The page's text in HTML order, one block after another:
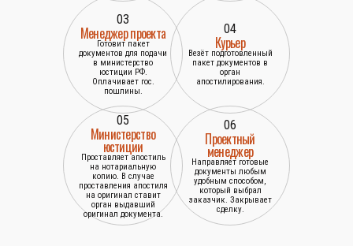
03
Менеджер проекта
Готовит пакет
документов для подачи
в министерство
юстиции РФ.
Оплачивает гос.
пошлины.
04
Курьер
Везёт подготовленный
пакет документов в
орган
апостилирования.
05
Министерство
юстиции
Проставляет апостиль
на нотариальную
копию. В случае
проставления апостиля
на оригинал ставит
орган выдавший
оригинал документа.
06
Проектный
менеджер
Направляет готовые
документы любым
удобным способом,
который выбрал
заказчик. Закрывает
сделку.